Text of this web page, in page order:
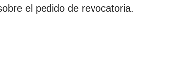
el pedido de revocatoria.